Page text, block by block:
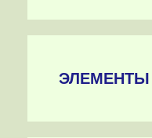
ЭЛЕМЕНТЫ